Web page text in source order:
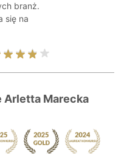
branż.
się na
Arletta Marecka